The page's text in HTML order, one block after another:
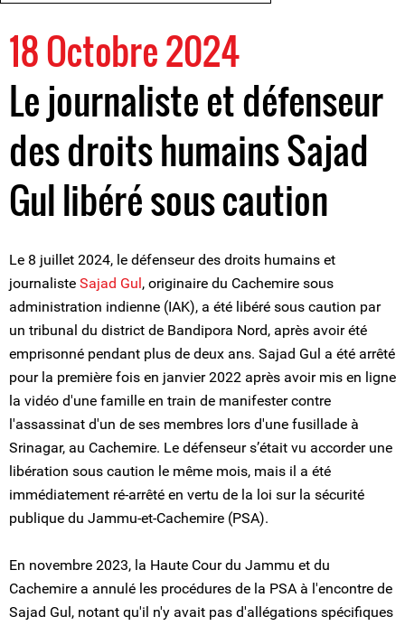
18 Octobre 2024
Le journaliste et défenseur
des droits humains Sajad
Gul libéré sous caution
Le 8 juillet 2024, le défenseur des droits humains et
journaliste Sajad Gul, originaire du Cachemire sous
administration indienne (IAK), a été libéré sous caution par
un tribunal du district de Bandipora Nord, après avoir été
emprisonné pendant plus de deux ans. Sajad Gul a été arrêté
pour la première fois en janvier 2022 après avoir mis en ligne
la vidéo d'une famille en train de manifester contre
l'assassinat d'un de ses membres lors d'une fusillade à
Srinagar, au Cachemire. Le défenseur s’était vu accorder une
libération sous caution le même mois, mais il a été
immédiatement ré-arrêté en vertu de la loi sur la sécurité
publique du Jammu-et-Cachemire (PSA).
En novembre 2023, la Haute Cour du Jammu et du
Cachemire a annulé les procédures de la PSA à l'encontre de
Sajad Gul, notant qu'il n'y avait pas d'allégations spécifiques